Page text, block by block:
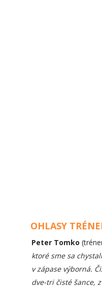
OHLASY
Peter Tomko
ktoré sme sa
v zápase výborná.
dve-tri čisté šance,